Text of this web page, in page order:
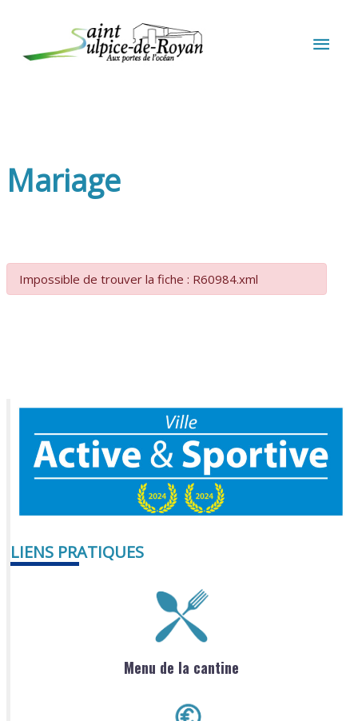
Mariage
Impossible de trouver la fiche : R60984.xml
LIENS PRATIQUES
Menu de la cantine